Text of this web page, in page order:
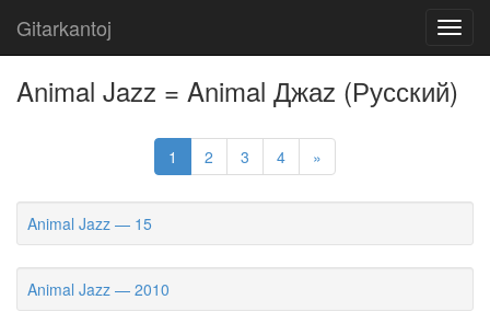
Gitarkantoj
Animal Jazz = Animal Джаz (Русский)
1 2 3 4 »
Animal Jazz — 15
Animal Jazz — 2010